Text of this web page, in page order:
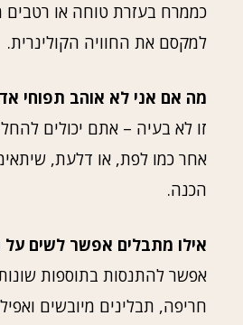
כממרח בעזרת טוחה או רטבים
למקסם את החוויה הקולינרית.
מה אם אני לא אוהב תפוחי
זו לא בעיה – אתם יכולים
אחר כמו לפת, או דלעת,
הכנה.
אילו מתבלים אפשר לשים
אפשר להתנסות בתוספות
חריפה, תבלינים מיובשים